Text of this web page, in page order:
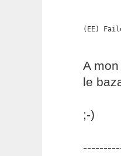
(EE)
A
le
;-)